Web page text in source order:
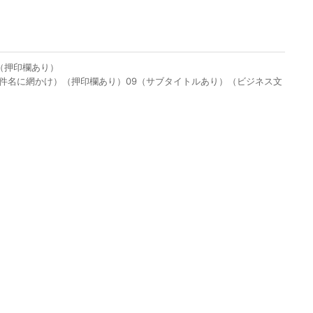
印欄あり）
に網かけ）（押印欄あり）09（サブタイトルあり）（ビジネス文